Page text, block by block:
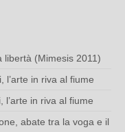
libertà (Mimesis 2011)
l’arte in riva al fiume
l’arte in riva al fiume
abate tra la voga e il